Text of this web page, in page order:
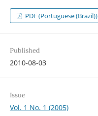
PDF (Portuguese (Brazil))
Published
2010-08-03
Issue
Vol. 1 No. 1 (2005)